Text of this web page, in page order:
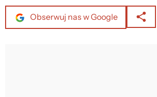
Obserwuj nas w Google